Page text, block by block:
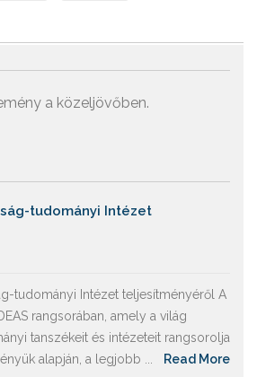
a közeljövőben.
tudományi Intézet
tudományi Intézet teljesítményéről A
rangsorában, amely a világ
tanszékeit és intézeteit rangsorolja
alapján, a legjobb ...
Read More